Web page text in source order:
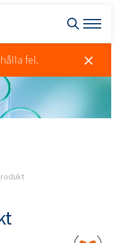
fel.